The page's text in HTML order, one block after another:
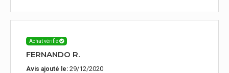
Achat vérifié
FERNANDO R.
Avis ajouté le: 29/12/2020